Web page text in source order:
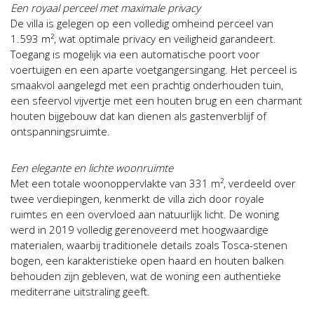
Een royaal perceel met maximale privacy
De villa is gelegen op een volledig omheind perceel van
1.593 m², wat optimale privacy en veiligheid garandeert.
Toegang is mogelijk via een automatische poort voor
voertuigen en een aparte voetgangersingang. Het perceel is
smaakvol aangelegd met een prachtig onderhouden tuin,
een sfeervol vijvertje met een houten brug en een charmant
houten bijgebouw dat kan dienen als gastenverblijf of
ontspanningsruimte.
Een elegante en lichte woonruimte
Met een totale woonoppervlakte van 331 m², verdeeld over
twee verdiepingen, kenmerkt de villa zich door royale
ruimtes en een overvloed aan natuurlijk licht. De woning
werd in 2019 volledig gerenoveerd met hoogwaardige
materialen, waarbij traditionele details zoals Tosca-stenen
bogen, een karakteristieke open haard en houten balken
behouden zijn gebleven, wat de woning een authentieke
mediterrane uitstraling geeft.